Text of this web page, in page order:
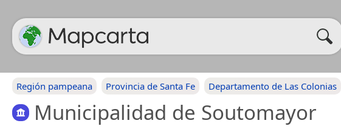
Región pampeana Provincia de Santa Fe Departamento de Las Colonias
Municipalidad de Soutomayor